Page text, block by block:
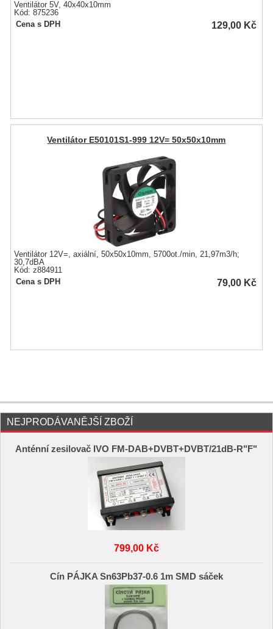
Ventilátor 5V, 40x40x10mm
Kód: 875236
Cena s DPH
129,00 Kč
Ventilátor E50101S1-999 12V= 50x50x10mm
Ventilátor 12V=, axiální, 50x50x10mm, 5700ot./min, 21,97m3/h;
30,7dBA
Kód: z884911
Cena s DPH
79,00 Kč
NEJPRODÁVANĚJŠÍ ZBOŽÍ
Anténní zesilovač IVO FM-DAB+DVBT+DVBT/21dB-R"F"
799,00 Kč
Cín PÁJKA Sn63Pb37-0.6 1m SMD sáček